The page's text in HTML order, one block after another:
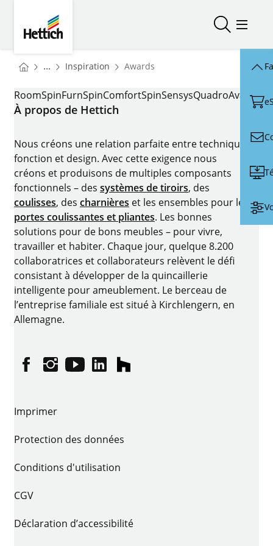
Ouvrir/
You are here:
Homepage
... Inspiration Homepage
Awards
AWARDS
RoomSpinFurnSpinComfortSpinSensysQuadro
À propos de Hettich
Nous créons une relation parfaite entre technique,
fonction et design. Avec cette exigence nous
créons et produisons de multiples composants
fonctionnels – des systèmes de tiroirs, des
coulisses, des charnières et les ensembles pour les
portes coulissantes et pliantes. Les bonnes
solutions pour de bons meubles – pour vivre,
travailler et habiter. Chaque jour, quelque 8.200
collaboratrices et collaborateurs relèvent le défi
consistant à développer de la quincaillerie
intelligente pour ameublement. Le berceau de
l’entreprise familiale est situé à Kirchlengern, en
Allemagne.
FacebookInstagram
YouTubelinkedinhouzz
Imprimer
Protection des données
Conditions d'utilisation
CGV
Déclaration d’accessibilité